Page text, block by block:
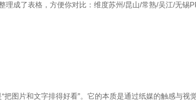
成了表格，方便你对比：维度苏州/昆山/常熟/吴江/无锡
图片和文字排得好看”。它的本质是通过纸媒的触感与视